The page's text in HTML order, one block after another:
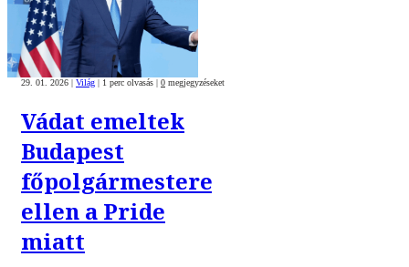
29. 01. 2026 | Világ | 1 perc olvasás | 0 megjegyzéseket
Vádat emeltek
Budapest
főpolgármestere
ellen a Pride
miatt